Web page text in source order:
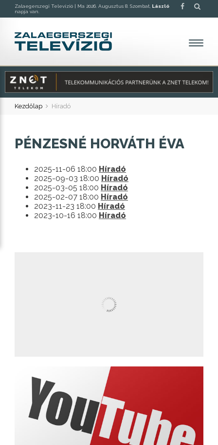
Zalaegerszegi Televízió | Ma 2026. Augusztus 8. Szombat, László
napja van.
Kezdőlap Híradó
PÉNZESNÉ HORVÁTH ÉVA
2025-11-06 18:00 Híradó
2025-09-03 18:00 Híradó
2025-03-05 18:00 Híradó
2025-02-07 18:00 Híradó
2023-11-23 18:00 Híradó
2023-10-16 18:00 Híradó